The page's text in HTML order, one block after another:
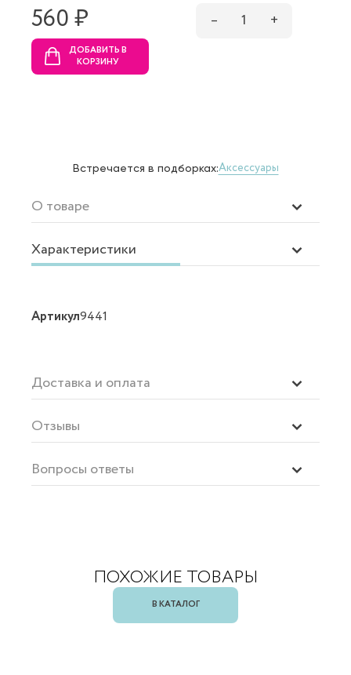
560 ₷ – 1 +
ДОБАВИТЬ В
КОРЗИНУ
Встречается в подборках:Аксессуары
О товаре
Характеристики
Артикул9441
Доставка и оплата
Отзывы
Вопросы ответы
ПОХОЖИЕ ТОВАРЫ
В КАТАЛОГ